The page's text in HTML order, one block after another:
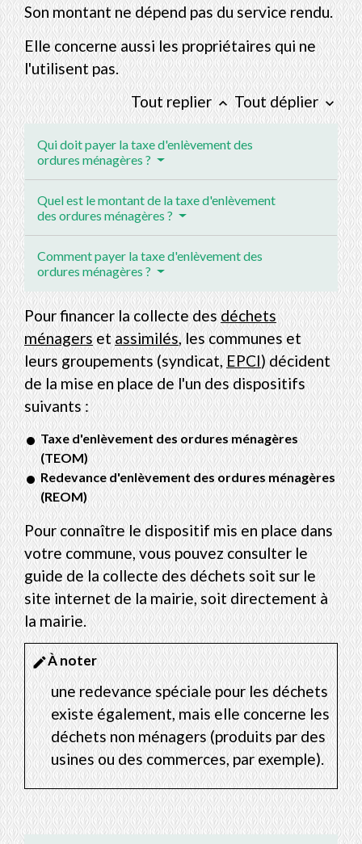
Son montant ne dépend pas du service rendu.
Elle concerne aussi les propriétaires qui ne
l'utilisent pas.
Tout replierkeyboard_arrow_up Tout déplier keyboard_arrow_down
Qui doit payer la taxe d'enlèvement des
ordures ménagères ?
Quel est le montant de la taxe d'enlèvement
des ordures ménagères ?
Comment payer la taxe d'enlèvement des
ordures ménagères ?
Pour financer la collecte desdéchets
ménagersetassimilés, les communes et
leurs groupements (syndicat,EPCI) décident
de la mise en place de l'un des dispositifs
suivants :
Taxe d'enlèvement des ordures ménagères
(TEOM)
Redevance d'enlèvement des ordures ménagères
(REOM)
Pour connaître le dispositif mis en place dans
votre commune, vous pouvez consulter le
guide de la collecte des déchets soit sur le
site internet de la mairie, soit directement à
la mairie.
editÀ noter
une redevance spéciale pour les déchets
existe également, mais elle concerne les
déchets non ménagers (produits par des
usines ou des commerces, par exemple).